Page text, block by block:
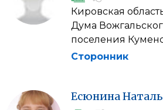
Кировская
Дума
поселения
Сторонник
Есюнина